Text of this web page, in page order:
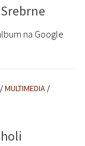
na Google
/MULTIMEDIA /